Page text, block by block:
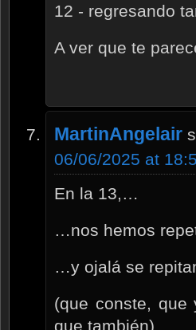
12 - regresando
A ver que te
MartinAngelair
06/06/2025 at
En la 13,…
…nos hemos
…y ojalá se
(que conste,
que también)